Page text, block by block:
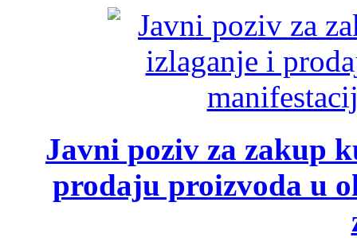
Javni poziv za zakup
prodaju proizvoda u